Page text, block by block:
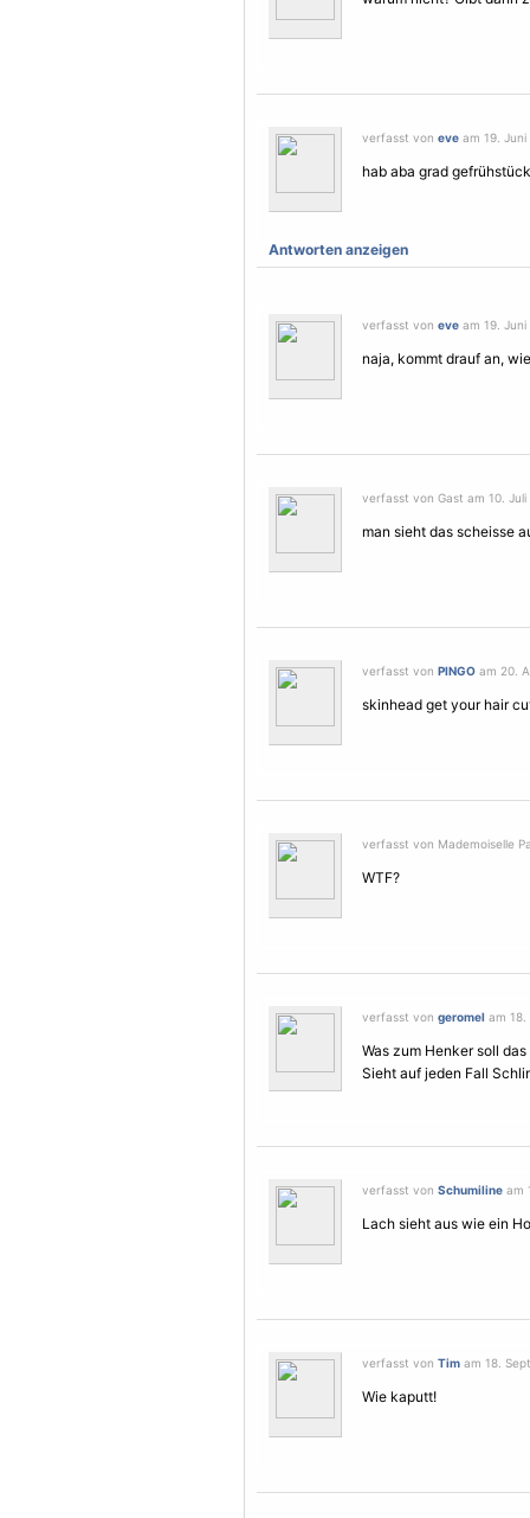
verfasst von eve am 19.
hab aba grad
Antworten anzeigen
verfasst von eve am 19. Juni
naja, kommt drauf an,
verfasst von Gast am 10.
man sieht das scheisse
verfasst von PINGO am 20.
skinhead get your hair
verfasst von Mademoiselle
WTF?
verfasst von geromel am
Was zum Henker soll das
Sieht auf jeden Fall
verfasst von Schumiline am
Lach sieht aus wie ein
verfasst von Tim am 18.
Wie kaputt!